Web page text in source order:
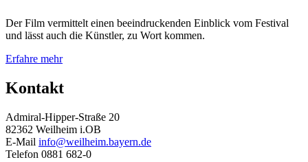
Der Film vermittelt einen beeindruckenden Einblick vom Festival
und lässt auch die Künstler, zu Wort kommen.
Erfahre mehr
Kontakt
Admiral-Hipper-Straße 20
82362 Weilheim i.OB
E-Mail info@weilheim.bayern.de
Telefon 0881 682-0